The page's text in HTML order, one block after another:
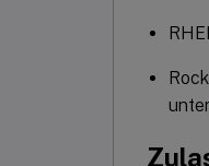
unter